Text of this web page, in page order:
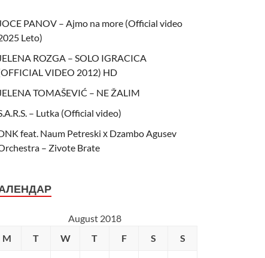
PANOV – Ajmo na more (Official video
Leto)
ROZGA – SOLO IGRACICA
VIDEO 2012) HD
TOMAŠEVIĆ – NE ŽALIM
– Lutka (Official video)
feat. Naum Petreski х Dzambo Agusev
– Zivote Brate
August 2018
M
T W T F S S